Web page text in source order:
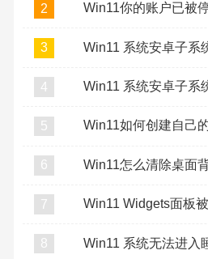
2
3 Win11 系统安卓子系
4 Win11 系统安卓子系
5 Win11如何创建自己
6
7 Win11 Widgets面板
8 Win11 系统无法进入